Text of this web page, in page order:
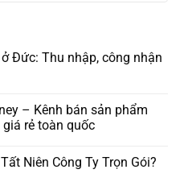
Đức: Thu nhập, công nhận
– Kênh bán sản phẩm
rẻ toàn quốc
Niên Công Ty Trọn Gói?